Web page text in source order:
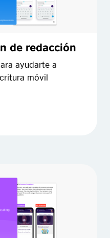
de redacción
ayudarte a
móvil